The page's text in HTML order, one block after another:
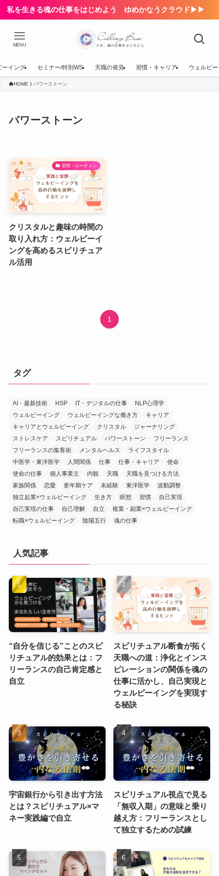
私を生きる魂の仕事をはじめよう ゆめかなうクラウド▶▶
MENU
ーイング セミナー/特別WS 天職の発見 習慣・キャリア ウェルビ
HOME パワーストーン
パワーストーン
習慣・ルーティン
クリスタルと趣味の時間の
取り入れ方：ウェルビーイ
ングを高めるスピリチュア
ル活用
1
タグ
AI・最新技術 HSP IT・デジタルの仕事
NLP心理学
ウェルビーイング
ウェルビーイングな働き方
キャリア
キャリアとウェルビーイング
クリスタル
ジャーナリング
ストレスケア
スピリチュアル パワーストーン
フリーランス
フリーランスの集客術
メンタルヘルス
ライフスタイル
中医学・東洋医学
人間関係 仕事 仕事・キャリア
使命
使命の仕事
個人事業主 内観 天職
天職を見つける方法
家族関係
恋愛 更年期ケア 未経験 東洋医学
波動調整
独立起業×ウェルビーイング
生き方 瞑想 習慣
自己実現
自己実現の仕事
自己理解 自立
複業・副業×ウェルビーイング
転職×ウェルビーイング
陰陽五行 魂の仕事
人気記事
“自分を信じる”ことのスピ
リチュアル的効果とは：フ
リーランスの自己肯定感と
自立
スピリチュアル断食が拓く
天職への道：浄化とインス
ピレーションの関係を魂の
仕事に活かし、自己実現と
ウェルビーイングを実現す
る秘訣
宇宙銀行から引き出す方法
とは？スピリチュアル×マ
ネー実践編で自立
スピリチュアル視点で見る
「無収入期」の意味と乗り
越え方：フリーランスとし
て独立するための試練